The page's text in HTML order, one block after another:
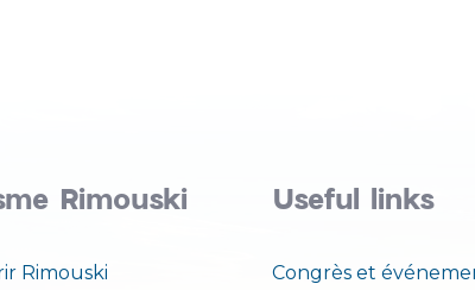
Rimouski
Rimouski
Useful links
Congrès et